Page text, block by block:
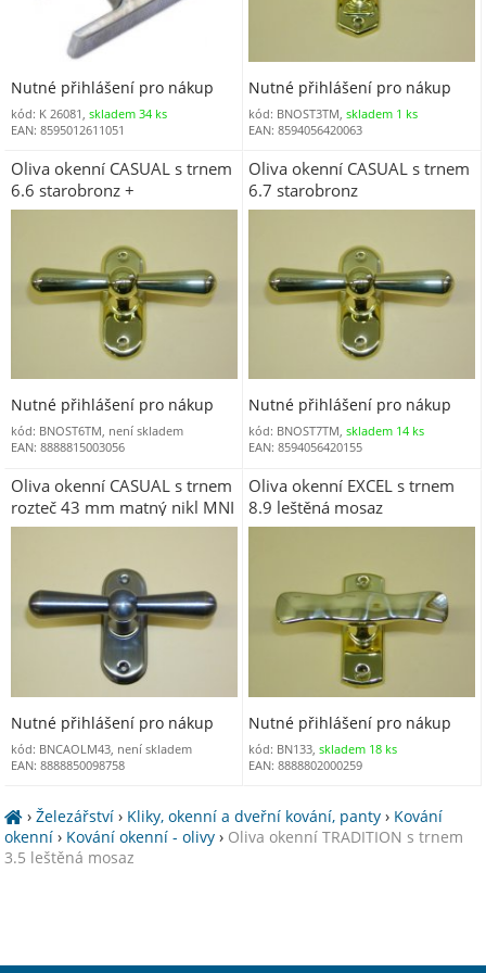
Nutné přihlášení pro nákup
kód: K 26081, skladem 34 ks
EAN: 8595012611051
Nutné přihlášení pro nákup
kód: BNOST3TM,skladem 1 ks
EAN: 8594056420063
Oliva okenní CASUAL s trnem
6.6 starobronz +
Nutné přihlášení pro nákup
kód: BNOST6TM, není skladem
EAN: 8888815003056
Oliva okenní CASUAL s trnem
6.7 starobronz
Nutné přihlášení pro nákup
kód: BNOST7TM,skladem 14 ks
EAN: 8594056420155
Oliva okenní CASUAL s trnem
rozteč 43 mm matný nikl MNI
Nutné přihlášení pro nákup
kód: BNCAOLM43, není skladem
EAN: 8888850098758
Oliva okenní EXCEL s trnem
8.9 leštěná mosaz
Nutné přihlášení pro nákup
kód: BN133,skladem 18 ks
EAN: 8888802000259
›Železářství › Kliky, okenní a dveřní kování, panty › Kování
okenní › Kování okenní - olivy › Oliva okenní TRADITION s trnem
3.5 leštěná mosaz